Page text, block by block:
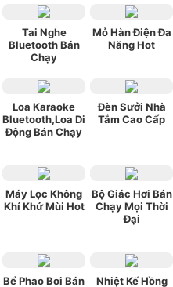
Tai Nghe
Bluetooth Bán
Chạy
Mỏ Hàn Điện Đa
Năng Hot
Loa Karaoke
Bluetooth,Loa Di
Động Bán Chạy
Đèn Sưởi Nhà
Tắm Cao Cấp
Máy Lọc Không
Khí Khử Mùi Hot
Bộ Giác Hơi Bán
Chạy Mọi Thời
Đại
Bể Phao Bơi Bán
Nhiệt Kế Hồng